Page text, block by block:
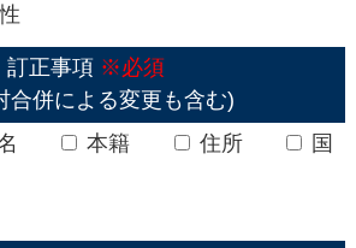
訂正事項 ※必須
合併による変更も含む)
本籍 住所
国